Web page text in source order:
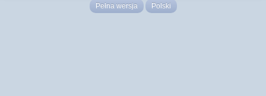
Pełna wersja Polski